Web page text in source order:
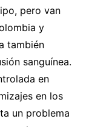
pero van
y
también
sanguínea.
en
en los
un problema